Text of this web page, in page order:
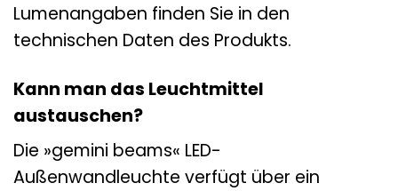
Lumenangaben finden Sie in den
technischen Daten des Produkts.
Kann man das Leuchtmittel
austauschen?
Die »gemini beams« LED-
Außenwandleuchte verfügt über ein